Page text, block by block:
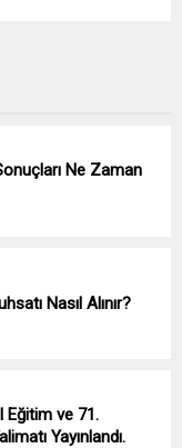
Ne Zaman
Nasıl Alınır?
Eğitim ve 71.
Yayınlandı.